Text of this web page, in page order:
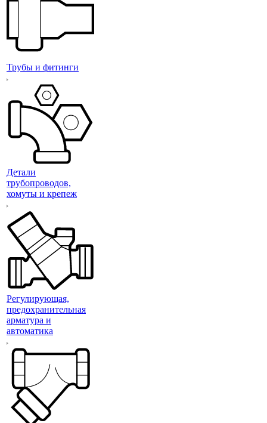
Трубы и фитинги
Детали
трубопроводов,
хомуты и крепеж
Регулирующая,
предохранительная
арматура и
автоматика